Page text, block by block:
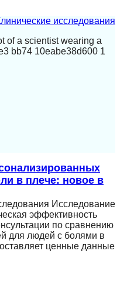
исследования
в плече: новое в
Исследование
эффективность
по сравнению
для людей с болями в
ценные данные